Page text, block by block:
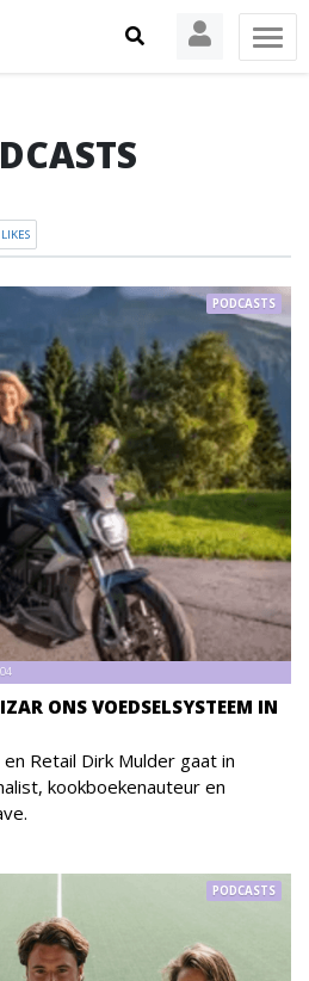
LIKES
ONS VOEDSELSYSTEEM IN
PODCASTS
Retail Dirk Mulder gaat in
kookboekenauteur en
PODCASTS